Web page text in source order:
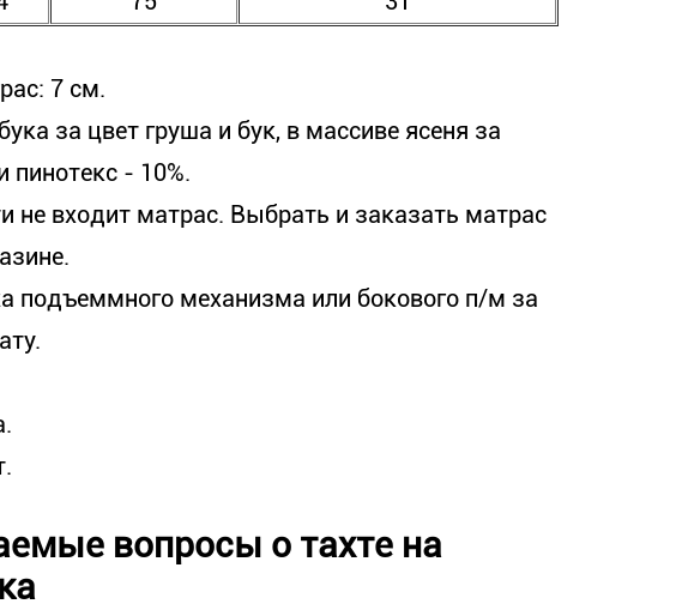
7 см.
за цвет груша и бук, в массиве ясеня за
пинотекс - 10%.
не входит матрас. Выбрать и заказать матрас
подъеммного механизма или бокового п/м за
вопросы о тахте на